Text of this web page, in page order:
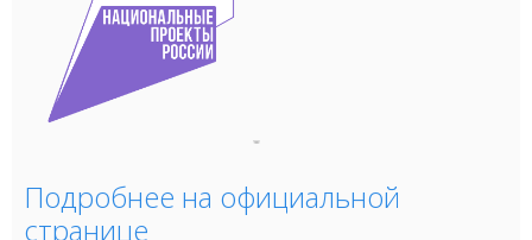
Подробнее на официальной
странице